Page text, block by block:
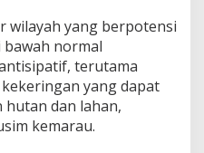
wilayah yang berpotensi
normal
terutama
yang dapat
dan lahan,
kemarau.